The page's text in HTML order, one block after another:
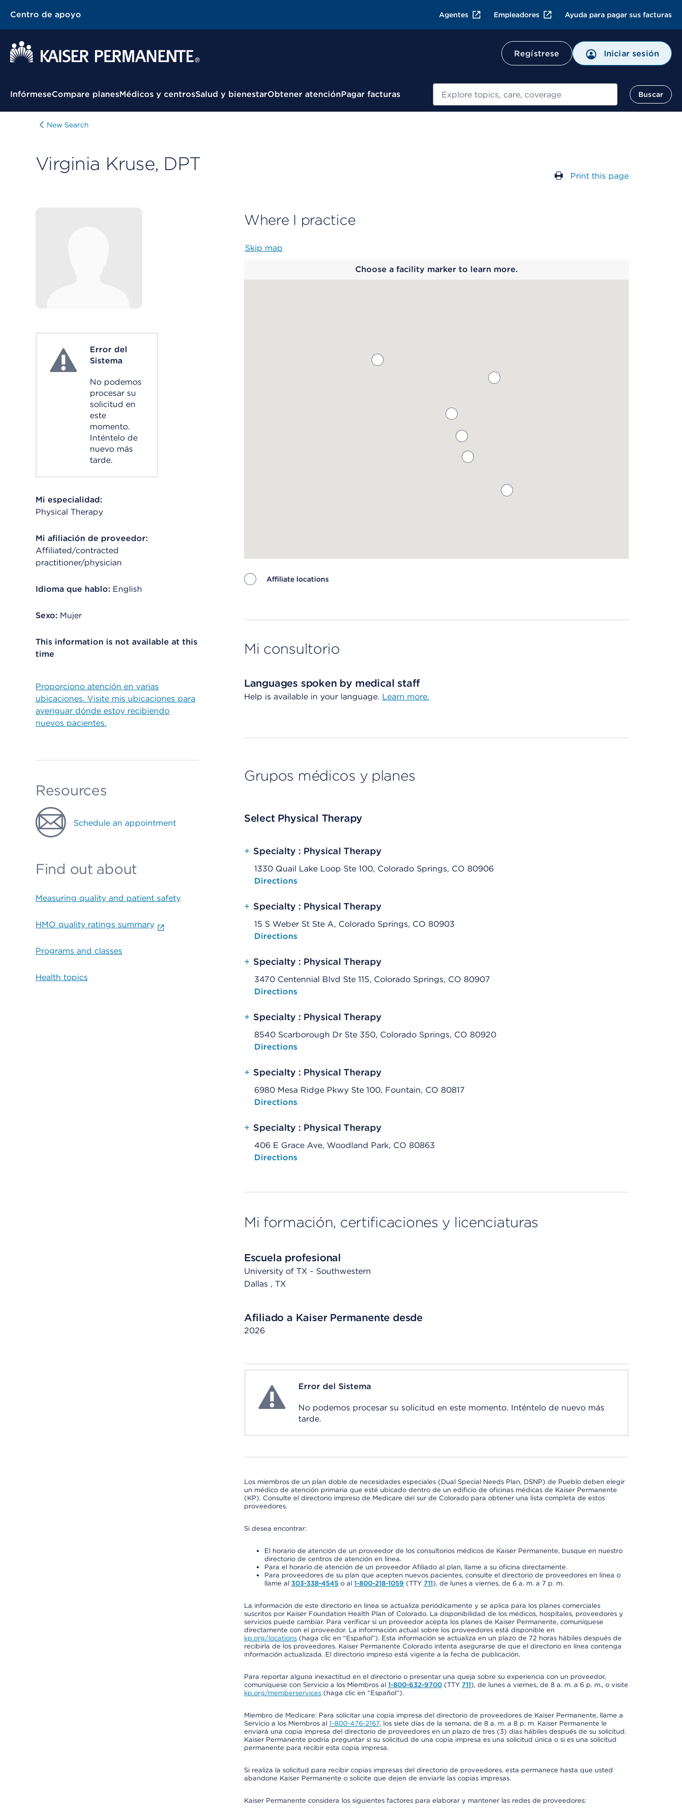
Centro de apoyo Agentes Empleadores Ayuda para pagar sus facturas
Regístrese Iniciar sesión
Menú contextual
InfórmeseCompare planesMédicos y centrosSalud y bienestarObtener atenciónPagar facturas Buscar
Buscar
New Search
Virginia Kruse, DPT
Print this page
System ErrorError del
Sistema
No podemos
procesar su
solicitud en
este
momento.
Inténtelo de
nuevo más
tarde.
Mi especialidad:
Physical Therapy
Mi afiliación de proveedor:
Affiliated/contracted
practitioner/physician
Idioma que hablo: English
Sexo: Mujer
This information is not available at this
time
Proporciono atención en varias
ubicaciones. Visite mis ubicaciones para
averiguar dónde estoy recibiendo
nuevos pacientes.
Resources
Schedule an appointment
Find out about
Measuring quality and patient safety
HMO quality ratings summary
Programs and classes
Health topics
Where I practice
Skip map
Choose a facility marker to learn more.
Affiliate locations
Mi consultorio
Languages spoken by medical staff
Help is available in your language. Learn more.
Grupos médicos y planes
Select Physical Therapy
+ Specialty : Physical Therapy
1330 Quail Lake Loop Ste 100, Colorado Springs, CO 80906
Opens native map application on mobile devices
Directions
+ Specialty : Physical Therapy
15 S Weber St Ste A, Colorado Springs, CO 80903
Opens native map application on mobile devices
Directions
+ Specialty : Physical Therapy
3470 Centennial Blvd Ste 115, Colorado Springs, CO 80907
Opens native map application on mobile devices
Directions
+ Specialty : Physical Therapy
8540 Scarborough Dr Ste 350, Colorado Springs, CO 80920
Opens native map application on mobile devices
Directions
+ Specialty : Physical Therapy
6980 Mesa Ridge Pkwy Ste 100, Fountain, CO 80817
Opens native map application on mobile devices
Directions
+ Specialty : Physical Therapy
406 E Grace Ave, Woodland Park, CO 80863
Opens native map application on mobile devices
Directions
Mi formación, certificaciones y licenciaturas
Escuela profesional
University of TX - Southwestern
Dallas , TX
Afiliado a Kaiser Permanente desde
2026
System ErrorError del Sistema
No podemos procesar su solicitud en este momento. Inténtelo de nuevo más
tarde.
Los miembros de un plan doble de necesidades especiales (Dual Special Needs Plan, DSNP) de Pueblo deben elegir
un médico de atención primaria que esté ubicado dentro de un edificio de oficinas médicas de Kaiser Permanente
(KP). Consulte el directorio impreso de Medicare del sur de Colorado para obtener una lista completa de estos
proveedores.
Si desea encontrar:
El horario de atención de un proveedor de los consultorios médicos de Kaiser Permanente, busque en nuestro
directorio de centros de atención en línea.
Para el horario de atención de un proveedor Afiliado al plan, llame a su oficina directamente.
Para proveedores de su plan que acepten nuevos pacientes, consulte el directorio de proveedores en línea o
llame al 303-338-4545o al 1-800-218-1059 (TTY 711), de lunes a viernes, de 6 a. m. a 7 p. m.
La información de este directorio en línea se actualiza periódicamente y se aplica para los planes comerciales
suscritos por Kaiser Foundation Health Plan of Colorado. La disponibilidad de los médicos, hospitales, proveedores y
servicios puede cambiar. Para verificar si un proveedor acepta los planes de Kaiser Permanente, comuníquese
directamente con el proveedor. La información actual sobre los proveedores está disponible en
kp.org/locations(haga clic en “Español”). Esta información se actualiza en un plazo de 72 horas hábiles después de
recibirla de los proveedores. Kaiser Permanente Colorado intenta asegurarse de que el directorio en línea contenga
información actualizada. El directorio impreso está vigente a la fecha de publicación.
Para reportar alguna inexactitud en el directorio o presentar una queja sobre su experiencia con un proveedor,
comuníquese con Servicio a los Miembros al 1-800-632-9700(TTY 711), de lunes a viernes, de 8 a. m. a 6 p. m., o visite
kp.org/memberservices(haga clic en “Español”).
Miembro de Medicare: Para solicitar una copia impresa del directorio de proveedores de Kaiser Permanente, llame a
Servicio a los Miembros al 1-800-476-2167, los siete días de la semana, de 8 a. m. a 8 p. m. Kaiser Permanente le
enviará una copia impresa del directorio de proveedores en un plazo de tres (3) días hábiles después de su solicitud.
Kaiser Permanente podría preguntar si su solicitud de una copia impresa es una solicitud única o si es una solicitud
permanente para recibir esta copia impresa.
Si realiza la solicitud para recibir copias impresas del directorio de proveedores, esta permanece hasta que usted
abandone Kaiser Permanente o solicite que dejen de enviarle las copias impresas.
Kaiser Permanente considera los siguientes factores para elaborar y mantener las redes de proveedores: